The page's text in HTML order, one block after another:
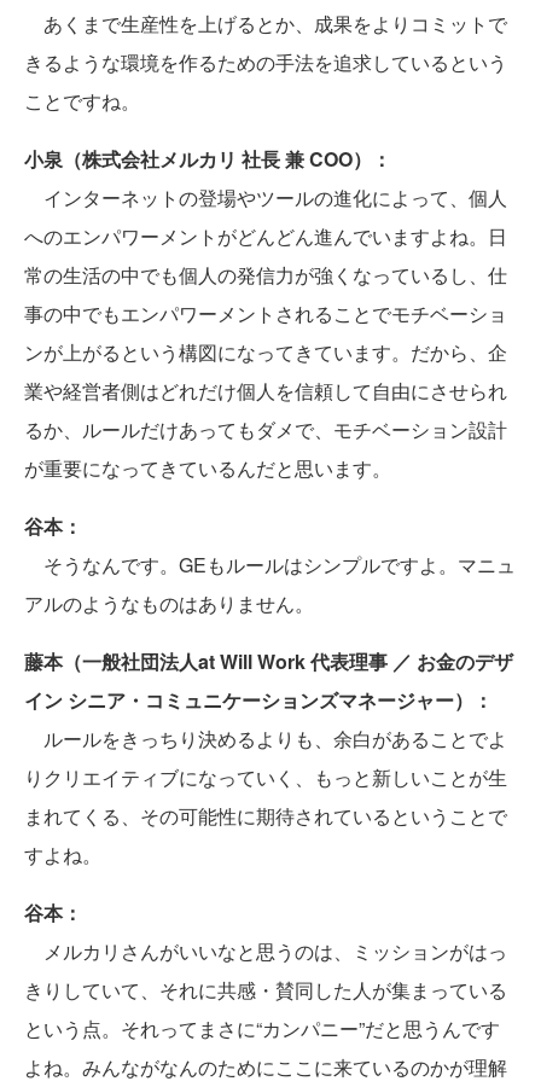
あくまで生産性を上げるとか、成果をよりコミットで
きるような環境を作るための手法を追求しているという
ことですね。
小泉（株式会社メルカリ 社長 兼 COO）：
インターネットの登場やツールの進化によって、個人
へのエンパワーメントがどんどん進んでいますよね。日
常の生活の中でも個人の発信力が強くなっているし、仕
事の中でもエンパワーメントされることでモチベーショ
ンが上がるという構図になってきています。だから、企
業や経営者側はどれだけ個人を信頼して自由にさせられ
るか、ルールだけあってもダメで、モチベーション設計
が重要になってきているんだと思います。
谷本：
そうなんです。GEもルールはシンプルですよ。マニュ
アルのようなものはありません。
藤本（一般社団法人at Will Work 代表理事 ／ お金のデザ
イン シニア・コミュニケーションズマネージャー）：
ルールをきっちり決めるよりも、余白があることでよ
りクリエイティブになっていく、もっと新しいことが生
まれてくる、その可能性に期待されているということで
すよね。
谷本：
メルカリさんがいいなと思うのは、ミッションがはっ
きりしていて、それに共感・賛同した人が集まっている
という点。それってまさに“カンパニー”だと思うんです
よね。みんながなんのためにここに来ているのかが理解